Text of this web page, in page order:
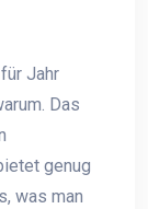
Jahr
Das
genug
was man